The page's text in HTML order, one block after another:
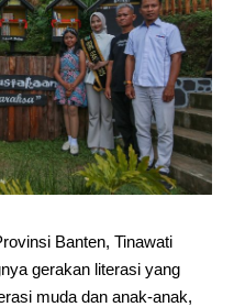
Banten, Tinawati
gerakan literasi yang
muda dan anak-anak,